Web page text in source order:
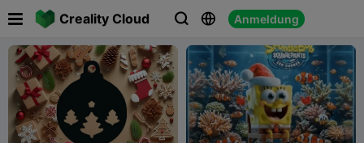
Creality Cloud   Anmeldung
 